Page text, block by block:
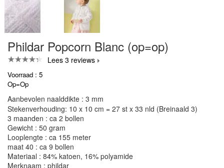
Phildar Popcorn Blanc (op=op)
Lees 3 reviews
Voorraad : 5
Op=Op
Aanbevolen naalddikte : 3 mm
Stekenverhouding: 10 x 10 cm = 27 st x 33 nld (Breinaald 3)
3 maanden : ca 2 bollen
Gewicht : 50 gram
Looplengte : ca 155 meter
maat 40 : ca 9 bollen
Materiaal : 84% katoen, 16% polyamide
Merknaam : phildar